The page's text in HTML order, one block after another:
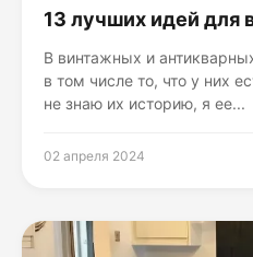
13 лучших идей для
В винтажных и
в том числе то, что у них
не знаю их историю, я ее...
02 апреля 2024